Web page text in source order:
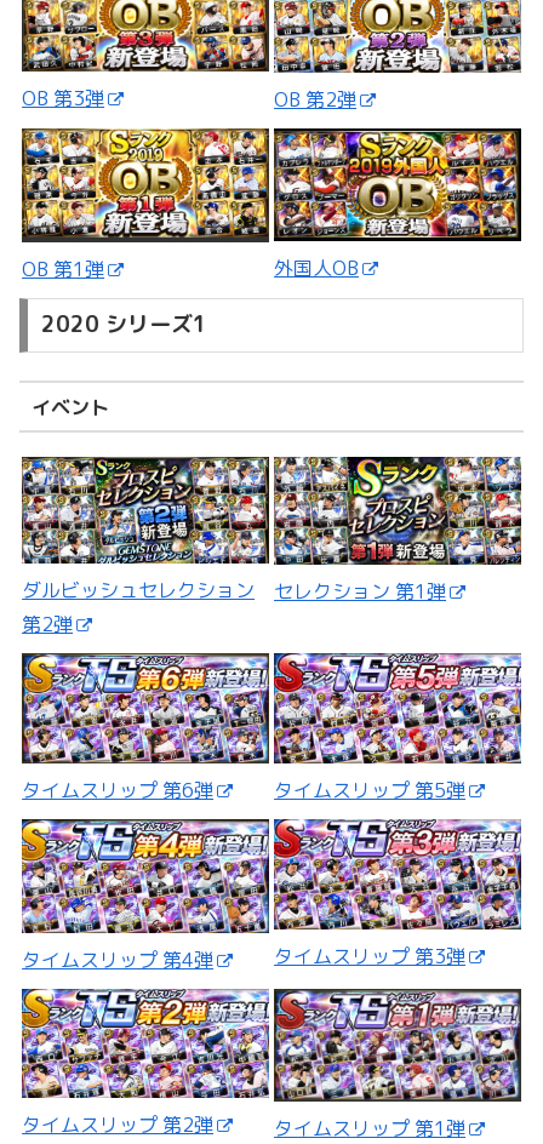
OB 第3弾 OB 第2弾
OB 第1弾 外国人OB
2020 シリーズ1
イベント
ダルビッシュセレクション
第2弾
セレクション 第1弾
タイムスリップ 第6弾 タイムスリップ 第5弾
タイムスリップ 第4弾 タイムスリップ 第3弾
タイムスリップ 第2弾
タイムスリップ 第1弾